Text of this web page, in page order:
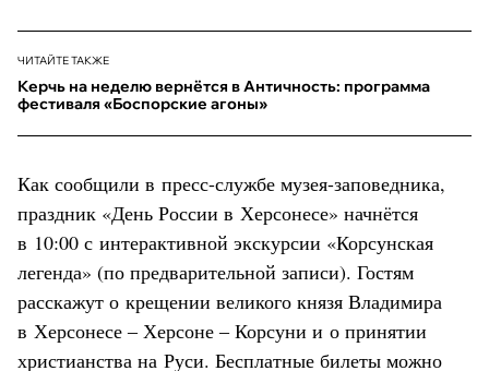
ЧИТАЙТЕ ТАКЖЕ
Керчь на неделю вернётся в Античность: программа
фестиваля «Боспорские агоны»
Как сообщили в пресс-службе музея-заповедника,
праздник «День России в Херсонесе» начнётся
в 10:00 с интерактивной экскурсии «Корсунская
легенда» (по предварительной записи). Гостям
расскажут о крещении великого князя Владимира
в Херсонесе ‒ Херсоне ‒ Корсуни и о принятии
христианства на Руси. Бесплатные билеты можно